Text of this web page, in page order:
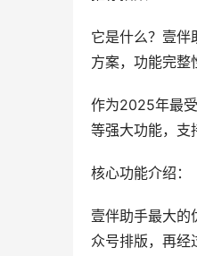
它是什么？壹伴
方案，功能完整
作为2025年最
等强大功能，支
核心功能介绍：
壹伴助手最大
众号排版，再经